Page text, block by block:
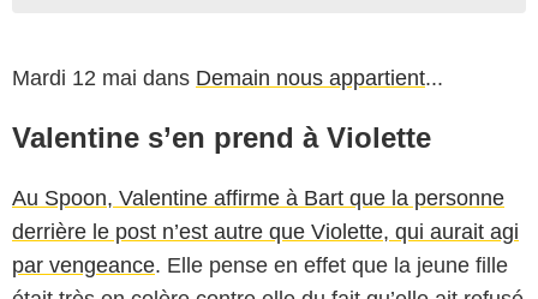
Mardi 12 mai dans Demain nous appartient...
Valentine s’en prend à Violette
Au Spoon, Valentine affirme à Bart que la personne
derrière le post n’est autre que Violette, qui aurait agi
par vengeance. Elle pense en effet que la jeune fille